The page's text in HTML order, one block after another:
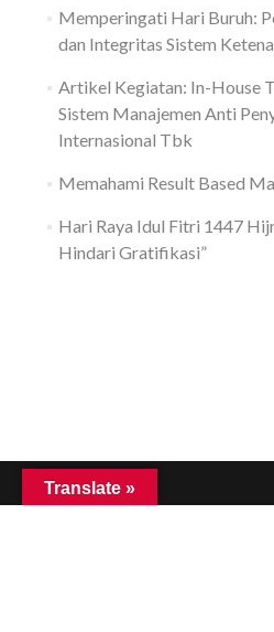
Memperingati Hari Buruh:
dan Integritas Sistem
Artikel Kegiatan: In-House
Sistem Manajemen Anti
Internasional Tbk
Memahami Result Based
Hari Raya Idul Fitri 1447
Hindari Gratifikasi”
Translate »